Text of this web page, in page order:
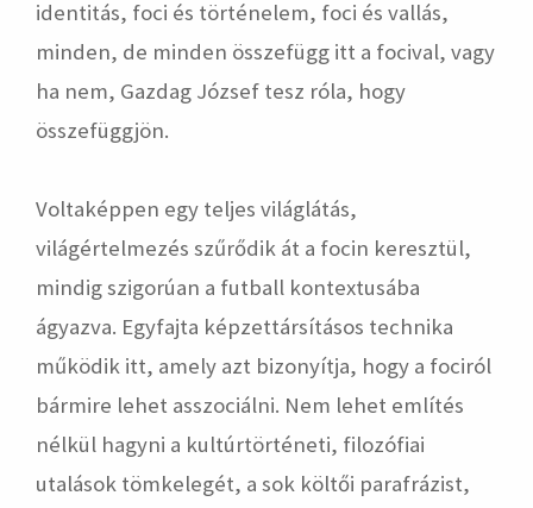
identitás, foci és történelem, foci és vallás,
minden, de minden összefügg itt a focival, vagy
ha nem, Gazdag József tesz róla, hogy
összefüggjön.
Voltaképpen egy teljes világlátás,
világértelmezés szűrődik át a focin keresztül,
mindig szigorúan a futball kontextusába
ágyazva. Egyfajta képzettársításos technika
működik itt, amely azt bizonyítja, hogy a fociról
bármire lehet asszociálni. Nem lehet említés
nélkül hagyni a kultúrtörténeti, filozófiai
utalások tömkelegét, a sok költői parafrázist,